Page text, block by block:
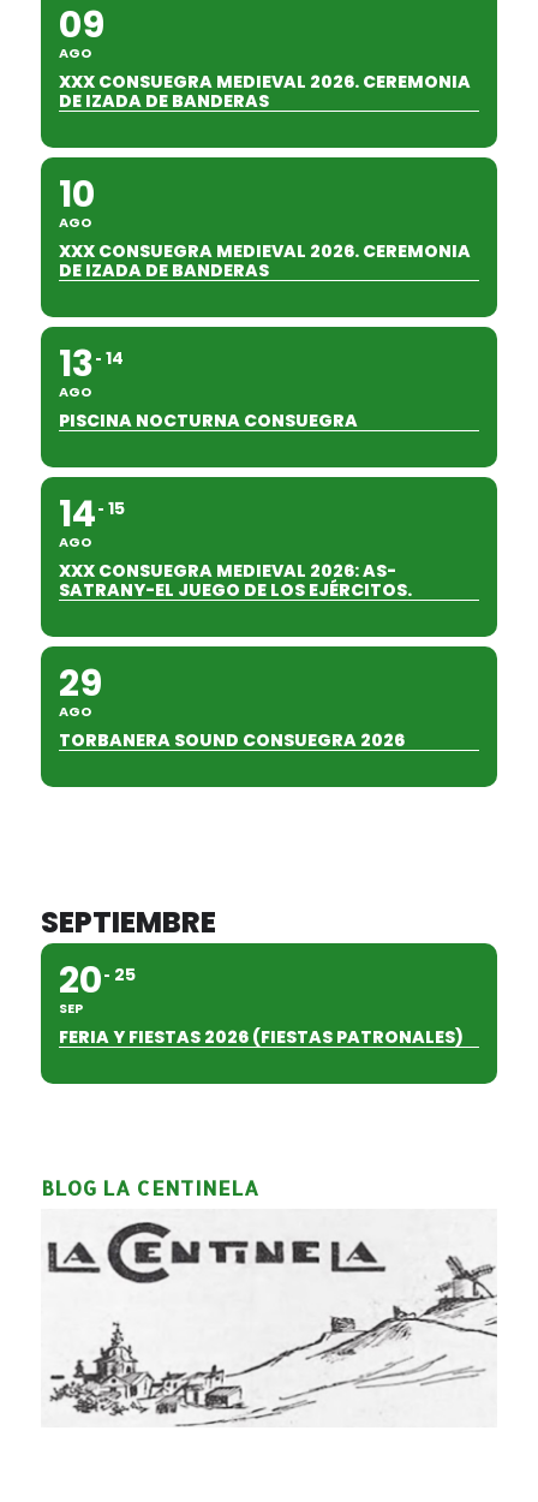
09
AGO
XXX CONSUEGRA MEDIEVAL 2026. CEREMONIA
DE IZADA DE BANDERAS
10
AGO
XXX CONSUEGRA MEDIEVAL 2026. CEREMONIA
DE IZADA DE BANDERAS
13
AGO
14
PISCINA NOCTURNA CONSUEGRA
14
AGO
15
XXX CONSUEGRA MEDIEVAL 2026: AS-
SATRANY-EL JUEGO DE LOS EJÉRCITOS.
29
AGO
TORBANERA SOUND CONSUEGRA 2026
SEPTIEMBRE
20
SEP
25
FERIA Y FIESTAS 2026 (FIESTAS PATRONALES)
BLOG LA CENTINELA